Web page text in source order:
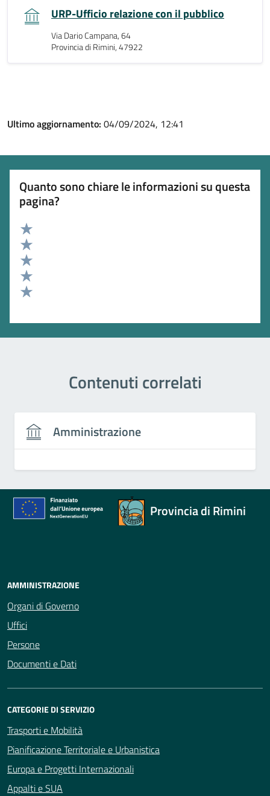
URP-Ufficio relazione con il pubblico
Via Dario Campana, 64
Provincia di Rimini, 47922
Ultimo aggiornamento: 04/09/2024, 12:41
Quanto sono chiare le informazioni su questa
pagina?
Valuta 5 stelle su 5
Valuta 4 stelle su 5
Valuta 3 stelle su 5
Valuta 2 stelle su 5
Contenuti correlati
Amministrazione
Provincia di Rimini
AMMINISTRAZIONE
Organi di Governo
Uffici
Persone
Documenti e Dati
CATEGORIE DI SERVIZIO
Trasporti e Mobilità
Pianificazione Territoriale e Urbanistica
Europa e Progetti Internazionali
Appalti e SUA